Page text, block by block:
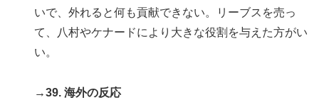
いで、外れると何も貢献できない。リーブスを売っ
て、八村やケナードにより大きな役割を与えた方がい
い。
→39. 海外の反応